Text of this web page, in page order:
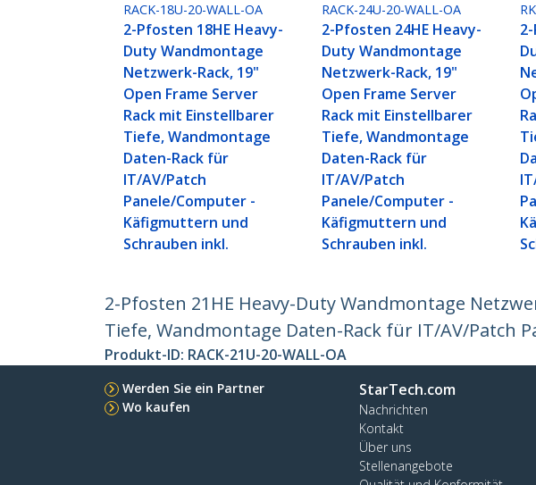
RACK-18U-20-WALL-OA
2-Pfosten 18HE Heavy-
Duty Wandmontage
Netzwerk-Rack, 19"
Open Frame Server
Rack mit Einstellbarer
Tiefe, Wandmontage
Daten-Rack für
IT/AV/Patch
Panele/Computer -
Käfigmuttern und
Schrauben inkl.
RACK-24U-20-WALL-OA
2-Pfosten 24HE Heavy-
Duty Wandmontage
Netzwerk-Rack, 19"
Open Frame Server
Rack mit Einstellbarer
Tiefe, Wandmontage
Daten-Rack für
IT/AV/Patch
Panele/Computer -
Käfigmuttern und
Schrauben inkl.
2-Pfosten 21HE Heavy-Duty Wandmontage
Tiefe, Wandmontage Daten-Rack für IT/AV/
Produkt-ID: RACK-21U-20-WALL-OA
Werden Sie ein Partner
Wo kaufen
StarTech.com
Nachrichten
Kontakt
Über uns
Stellenangebote